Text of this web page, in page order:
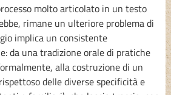
molto articolato in un testo
rimane un ulteriore problema di
implica un consistente
da una tradizione orale di pratiche
alla costruzione di un
delle diverse specificità e